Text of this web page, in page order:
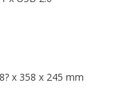
x 358 x 245 mm